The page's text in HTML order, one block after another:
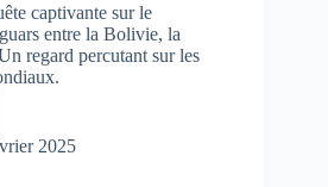
captivante sur le
entre la Bolivie, la
regard percutant sur les
2025